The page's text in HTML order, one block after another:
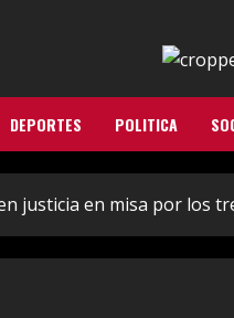
DEPORTES POLITICA
justicia en misa por los